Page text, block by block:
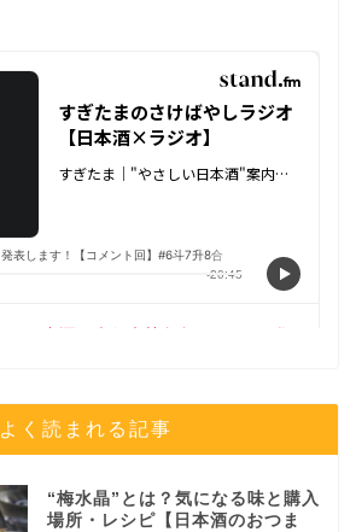
よく読まれる記事
“梅水晶”とは？気になる味と購入
場所・レシピ【日本酒のおつま